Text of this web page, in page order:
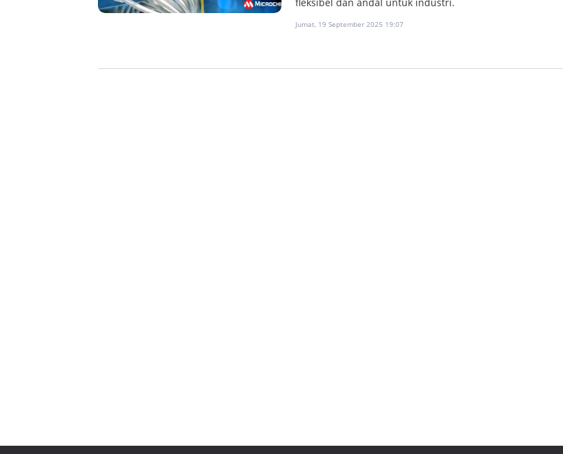
Jumat, 19 September 2025 19:07